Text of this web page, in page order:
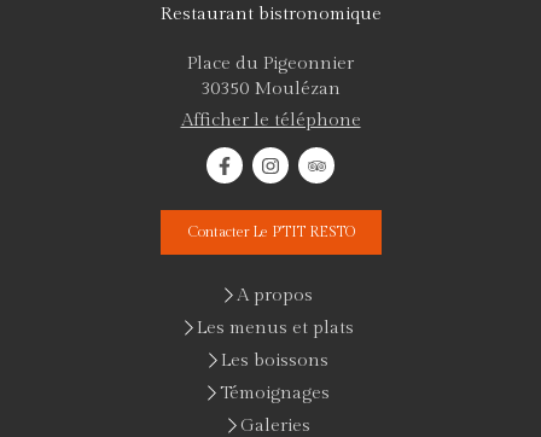
Restaurant bistronomique
Place du Pigeonnier
30350 Moulézan
Afficher le téléphone
Contacter Le P'TIT RESTO
A propos
Les menus et plats
Les boissons
Témoignages
Galeries